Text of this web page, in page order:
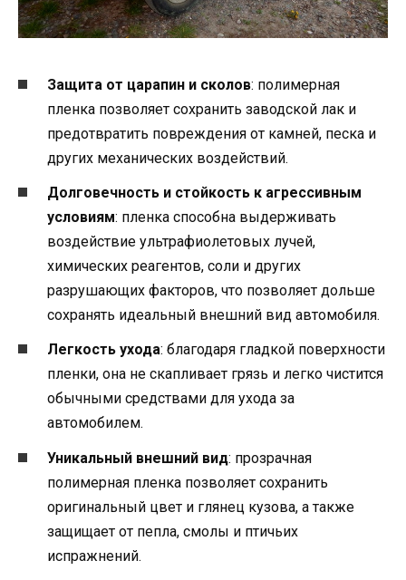
Защита от царапин и сколов: полимерная
пленка позволяет сохранить заводской лак и
предотвратить повреждения от камней, песка и
других механических воздействий.
Долговечность и стойкость к агрессивным
условиям: пленка способна выдерживать
воздействие ультрафиолетовых лучей,
химических реагентов, соли и других
разрушающих факторов, что позволяет дольше
сохранять идеальный внешний вид автомобиля.
Легкость ухода: благодаря гладкой поверхности
пленки, она не скапливает грязь и легко чистится
обычными средствами для ухода за
автомобилем.
Уникальный внешний вид: прозрачная
полимерная пленка позволяет сохранить
оригинальный цвет и глянец кузова, а также
защищает от пепла, смолы и птичьих
испражнений.